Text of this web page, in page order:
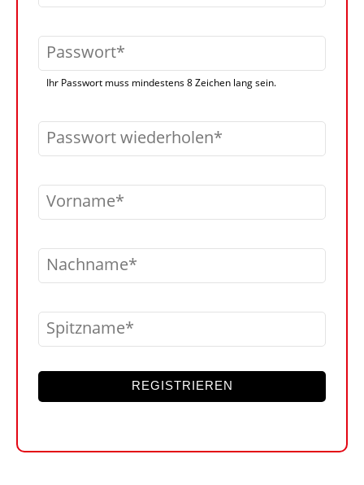
Passwort
Ihr Passwort muss mindestens 8 Zeichen lang sein.
Passwort wiederholen
Vorname
Nachname
Spitzname
REGISTRIEREN